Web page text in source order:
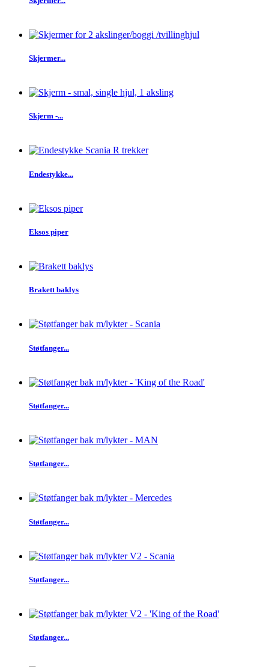
Skjermer...
Skjerm -...
Endestykke...
Eksos piper
Brakett baklys
Støtfanger...
Støtfanger...
Støtfanger...
Støtfanger...
Støtfanger...
Støtfanger...